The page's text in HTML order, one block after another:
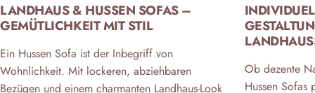
LANDHAUS & HUSSEN SOFAS –
GEMÜTLICHKEIT MIT STIL
Ein Hussen Sofa ist der Inbegriff von
Wohnlichkeit. Mit lockeren, abziehbaren
Bezügen und einem charmanten Landhaus-Look
Ob dezente
Hussen Sofas